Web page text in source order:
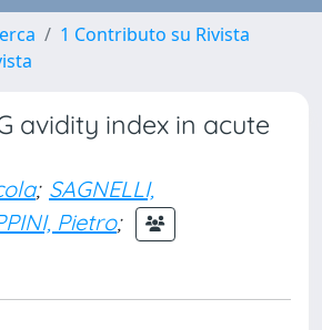
1 Contributo su Rivista
avidity index in acute
; SAGNELLI,
Pietro;